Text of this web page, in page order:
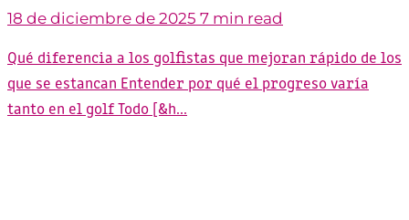
18 de diciembre de 2025 7 min read
Qué diferencia a los golfistas que mejoran rápido de los
que se estancan Entender por qué el progreso varía
tanto en el golf Todo [&h...